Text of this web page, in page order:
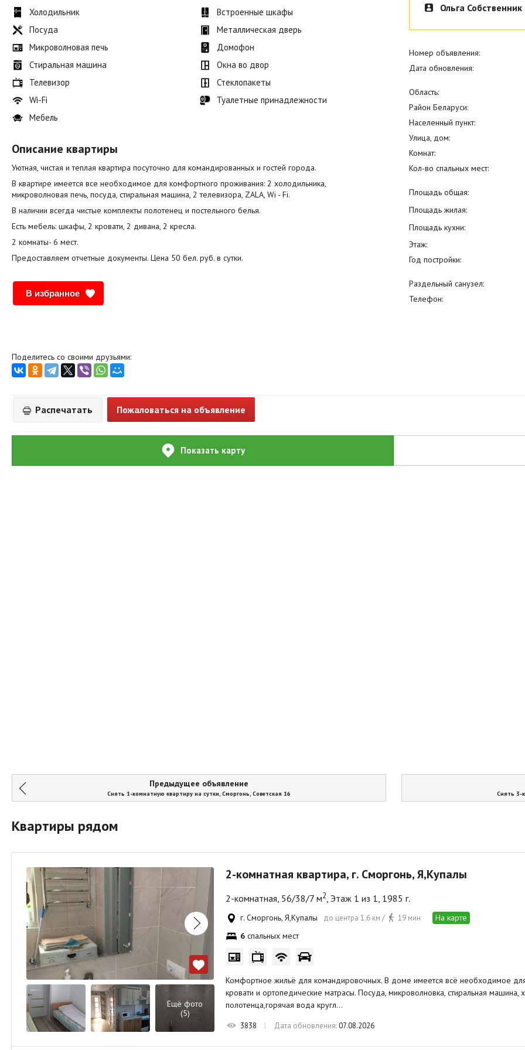
Холодильник
Посуда
Микроволновая печь
Стиральная машина
Телевизор
Wi-Fi
Мебель
Встроенные шкафы
Металлическая дверь
Домофон
Окна во двор
Стеклопакеты
Туалетные принадлежности
Описание квартиры
Уютная, чистая и теплая квартира посуточно для командированных и гостей города.
В квартире имеется все необходимое для комфортного проживания: 2 холодильника,
микроволновая печь, посуда, стиральная машина, 2 телевизора, ZALA, Wi - Fi.
В наличии всегда чистые комплекты полотенец и постельного белья.
Есть мебель: шкафы, 2 кровати, 2 дивана, 2 кресла.
2 комнаты- 6 мест.
Предоставляем отчетные документы. Цена 50 бел. руб. в сутки.
В избранное
Ольга Собственник
Номер объявления:
Дата обновления:
Область:
Район Беларуси:
Населенный пункт:
Улица, дом:
Комнат:
Кол-во спальных мест:
Площадь общая:
Площадь жилая:
Площадь кухни:
Этаж:
Год постройки:
Раздельный санузел:
Телефон:
Поделитесь со своими друзьями:
Распечатать Пожаловаться на объявление
Показать карту
Предыдущее объявление
Снять 1-комнатную квартиру на сутки, Сморгонь, Советская 16 Снять 3-
Квартиры рядом
Ещё фото
(5)
2-комнатная квартира, г. Сморгонь, Я,Купалы
2-комнатная, 56/38/7 м2, Этаж 1 из 1, 1985 г.
г. Сморгонь, Я,Купалы до центра 1.6 км / 19 мин
На карте
6 спальных мест
Комфортное жильё для командировочных. В доме имеется всё необходимое
кровати и ортопедические матрасы. Посуда, микроволновка, стиральная машина,
полотенца,горячая вода кругл…
3838 Дата обновления:07.08.2026